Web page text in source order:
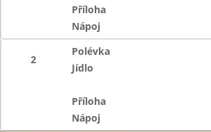
Příloha
Nápoj
2
Polévka
Jídlo
Příloha
Nápoj